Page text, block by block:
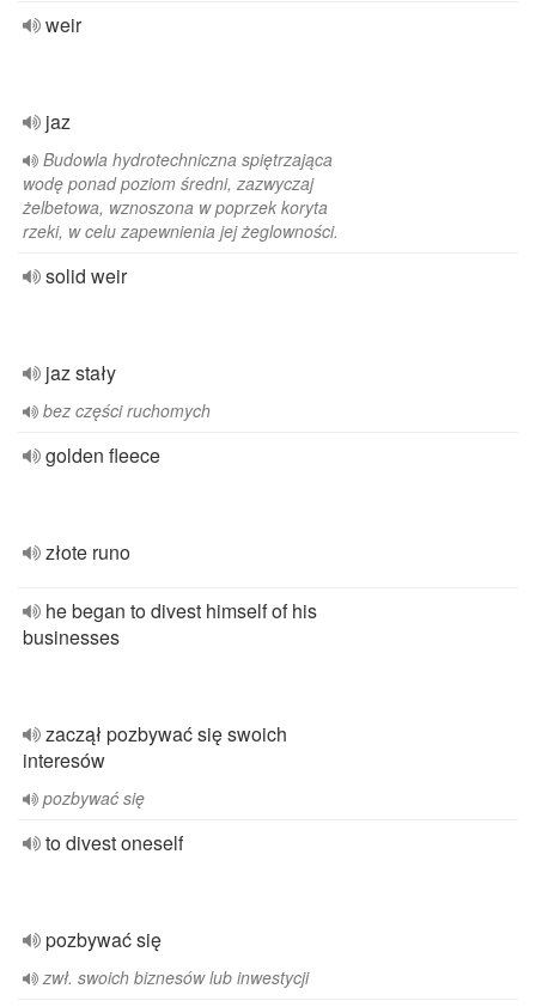
weir
jaz
Budowla hydrotechniczna spiętrzająca
wodę ponad poziom średni, zazwyczaj
żelbetowa, wznoszona w poprzek koryta
rzeki, w celu zapewnienia jej żeglowności.
solid weir
jaz stały
bez części ruchomych
golden fleece
złote runo
he began to divest himself of his
businesses
zaczął pozbywać się swoich
interesów
pozbywać się
to divest oneself
pozbywać się
zwł. swoich biznesów lub inwestycji